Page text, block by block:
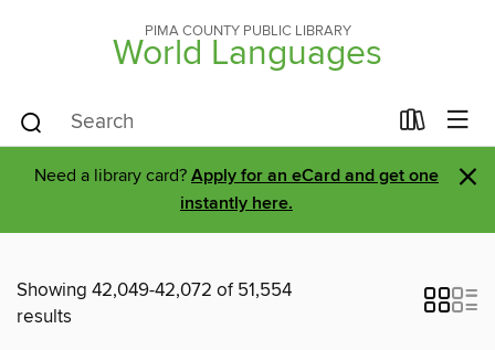
PIMA COUNTY PUBLIC LIBRARY
World Languages
Need a library card? Apply for an eCard and get one
instantly here.
×
Showing 42,049-42,072 of 51,554
results